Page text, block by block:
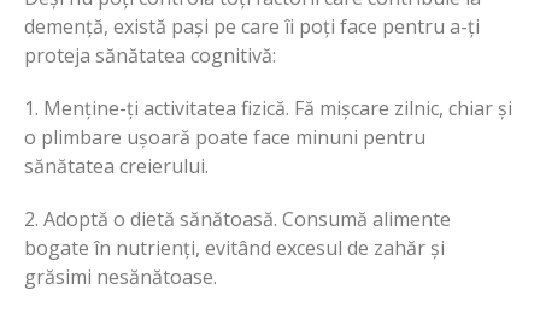
demență, există pași pe care îi poți face pentru a-ți
proteja sănătatea cognitivă:
1. Menține-ți activitatea fizică. Fă mișcare zilnic, chiar și
o plimbare ușoară poate face minuni pentru
sănătatea creierului.
2. Adoptă o dietă sănătoasă. Consumă alimente
bogate în nutrienți, evitând excesul de zahăr și
grăsimi nesănătoase.